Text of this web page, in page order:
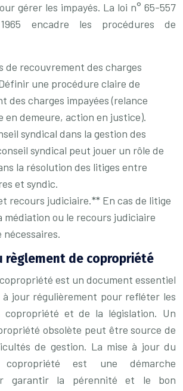
gérer les impayés. La loi n° 65-557
encadre les procédures de
de recouvrement des charges
une procédure claire de
des charges impayées (relance
en demeure, action en justice).
syndical dans la gestion des
syndical peut jouer un rôle de
la résolution des litiges entre
et syndic.
recours judiciaire.** En cas de litige
médiation ou le recours judiciaire
règlement de copropriété
est un document essentiel
jour régulièrement pour refléter les
copropriété et de la législation. Un
obsolète peut être source de
de gestion. La mise à jour du
est une démarche
garantir la pérennité et le bon